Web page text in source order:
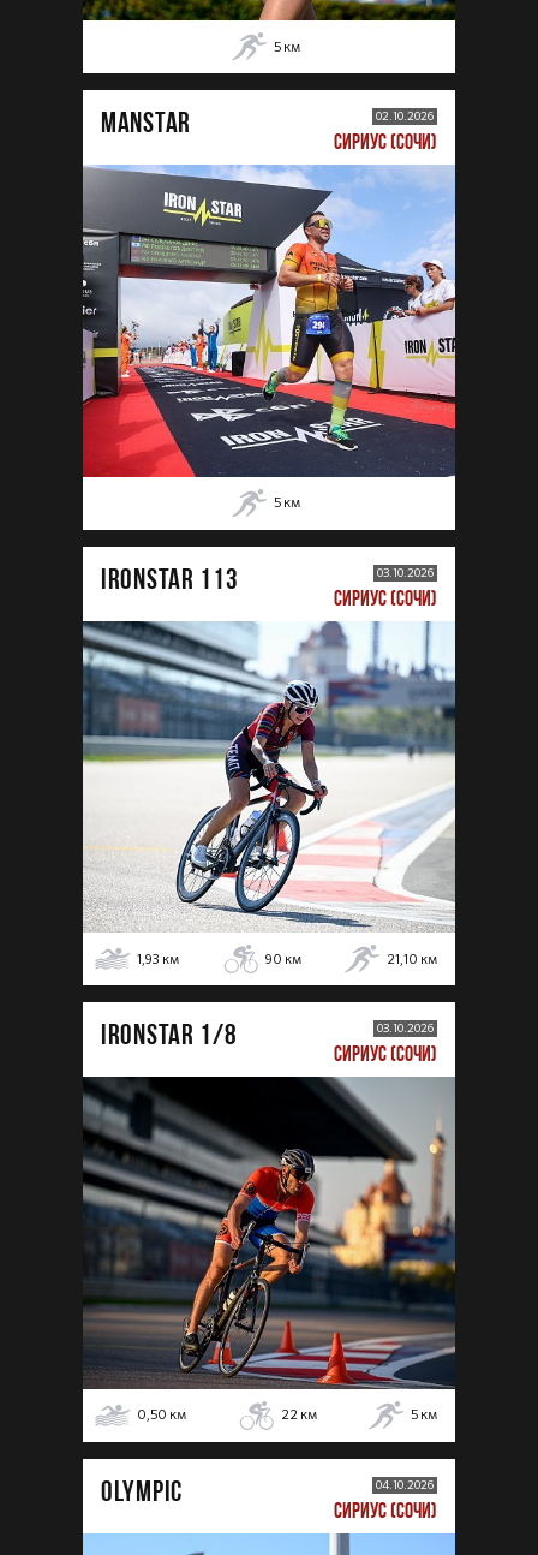
5 км
MANSTAR 02.10.2026
СИРИУС (СОЧИ)
5 км
IRONSTAR 113 03.10.2026
СИРИУС (СОЧИ)
1,93 км 90 км 21,10 км
IRONSTAR 1/8 03.10.2026
СИРИУС (СОЧИ)
0,50 км 22 км 5 км
OLYMPIC 04.10.2026
СИРИУС (СОЧИ)